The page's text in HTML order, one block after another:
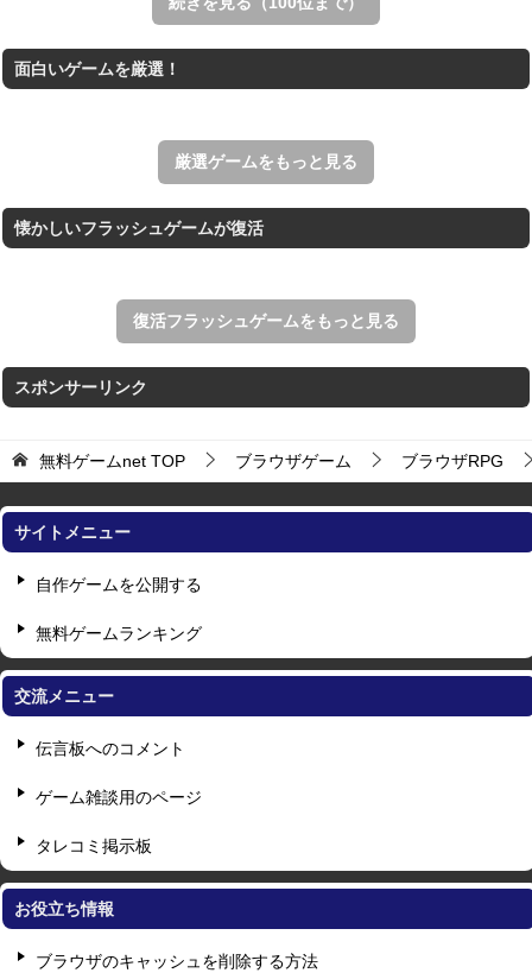
リアルな麻雀牌を使う18種類の上海ゲーム。
すべての矢印を画面外へ導くパズルゲーム。
面白いゲームを厳選！
厳選ゲームをもっと見る
懐かしいフラッシュゲームが復活
復活フラッシュゲームをもっと見る
スポンサーリンク
無料ゲームnet TOP ブラウザゲーム ブラウザRPG
サイトメニュー
自作ゲームを公開する
無料ゲームランキング
交流メニュー
伝言板へのコメント
ゲーム雑談用のページ
タレコミ掲示板
お役立ち情報
ブラウザのキャッシュを削除する方法